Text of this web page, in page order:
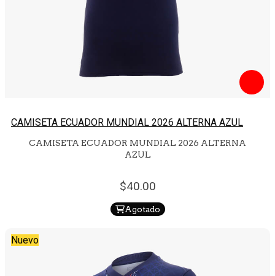
CAMISETA ECUADOR MUNDIAL 2026 ALTERNA AZUL
CAMISETA ECUADOR MUNDIAL 2026 ALTERNA
AZUL
40.00
Agotado
Nuevo